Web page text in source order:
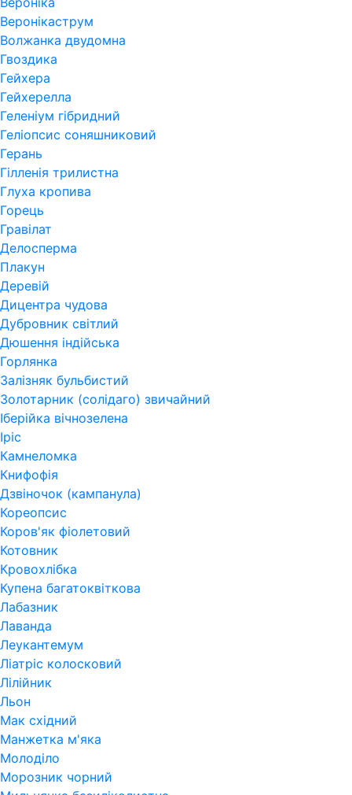
Веронікаструм
Волжанка двудомна
Гвоздика
Гейхера
Гейхерелла
Геленіум гібридний
Геліопсис соняшниковий
Герань
Гiлленiя трилистна
Глуха кропива
Горець
Гравілат
Делосперма
Плакун
Деревій
Дицентра чудова
Дубровник світлий
Дюшення індійська
Горлянка
Залізняк бульбистий
Золотарник (солідаго) звичайний
Іберійка вічнозелена
Іріс
Камнеломка
Книфофія
Дзвіночок (кампанула)
Кореопсис
Коров'як фіолетовий
Котовник
Кровохлібка
Купена багатоквіткова
Лабазник
Лаванда
Леукантемум
Ліатріс колосковий
Лілійник
Льон
Мак східний
Манжетка м'яка
Молоділо
Морозник чорний